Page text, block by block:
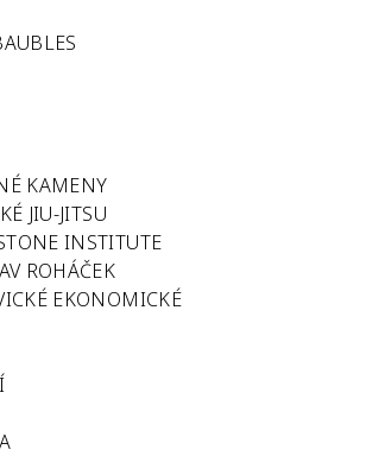
KAMENY
JIU-JITSU
INSTITUTE
ROHÁČEK
EKONOMICKÉ